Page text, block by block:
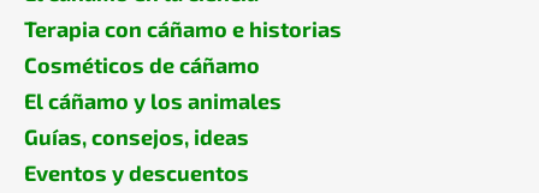
Terapia con cáñamo e historias
Cosméticos de cáñamo
El cáñamo y los animales
Guías, consejos, ideas
Eventos y descuentos